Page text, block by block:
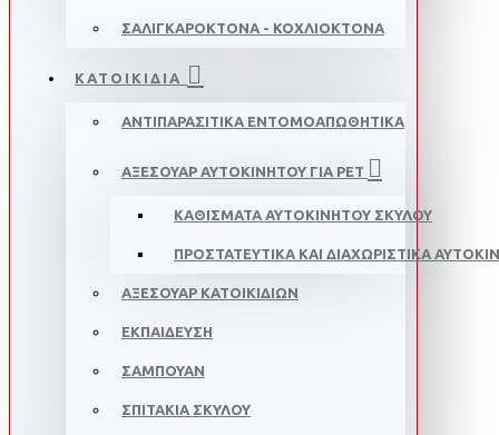
ΣΑΛΙΓΚΑΡΟΚΤΌΝΑ - ΚΟΧΛΙΟΚΤΌΝΑ
ΚΑΤΟΙΚΙΔΙΑ
ΑΝΤΙΠΑΡΑΣΙΤΙΚΆ ΕΝΤΟΜΟΑΠΩΘΗΤΙΚΆ
ΑΞΕΣΟΥΆΡ ΑΥΤΟΚΙΝΉΤΟΥ ΓΙΑ PET
ΚΑΘΊΣΜΑΤΑ ΑΥΤΟΚΙΝΉΤΟΥ ΣΚΎΛΟΥ
ΠΡΟΣΤΑΤΕΥΤΙΚΆ ΚΑΙ ΔΙΑΧΩΡΙΣΤΙΚΆ
ΑΞΕΣΟΥΆΡ ΚΑΤΟΙΚΙΔΊΩΝ
ΕΚΠΑΊΔΕΥΣΗ
ΣΑΜΠΟΥΆΝ
ΣΠΙΤΆΚΙΑ ΣΚΎΛΟΥ